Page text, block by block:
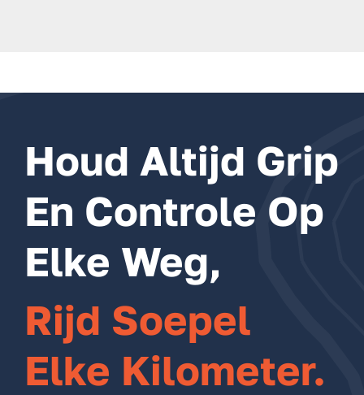
Houd Altijd Grip
En Controle Op
Elke Weg,
Rijd Soepel
Elke Kilometer.